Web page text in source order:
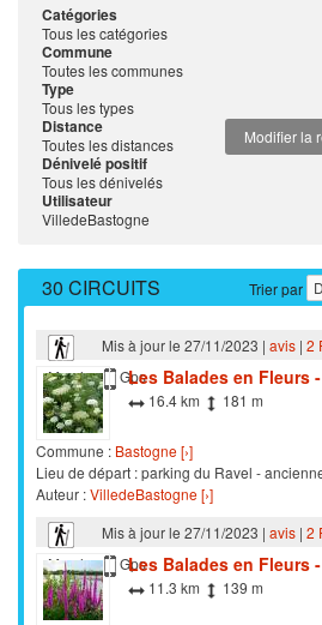
Catégories
Tous les catégories
Commune
Toutes les communes
Type
Tous les types
Modifier la
Distance
Toutes les distances
Dénivelé positif
Tous les dénivelés
Utilisateur
VilledeBastogne
Trier par
30 CIRCUITS
Mis à jour le 27/11/2023 | avis| 2
Marche
Gps
Les Balades en Fleurs
16.4 km 181 m
Commune : Bastogne [›]
Lieu de départ : parking du Ravel -
Auteur :VilledeBastogne [›]
Mis à jour le 27/11/2023 | avis| 2
Marche
Gps
Les Balades en Fleurs
11.3 km 139 m